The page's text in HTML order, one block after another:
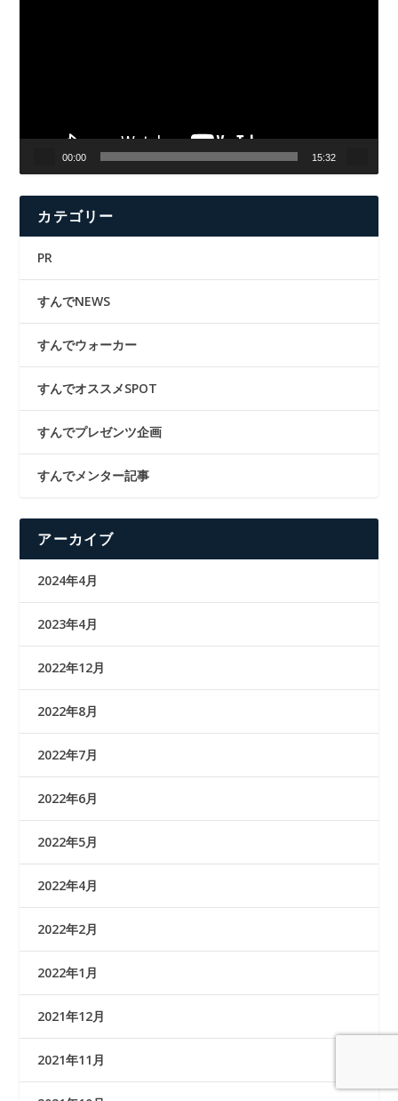
00:00 15:32
カテゴリー
PR
すんでNEWS
すんでウォーカー
すんでオススメSPOT
すんでプレゼンツ企画
すんでメンター記事
アーカイブ
2024年4月
2023年4月
2022年12月
2022年8月
2022年7月
2022年6月
2022年5月
2022年4月
2022年2月
2022年1月
2021年12月
2021年11月